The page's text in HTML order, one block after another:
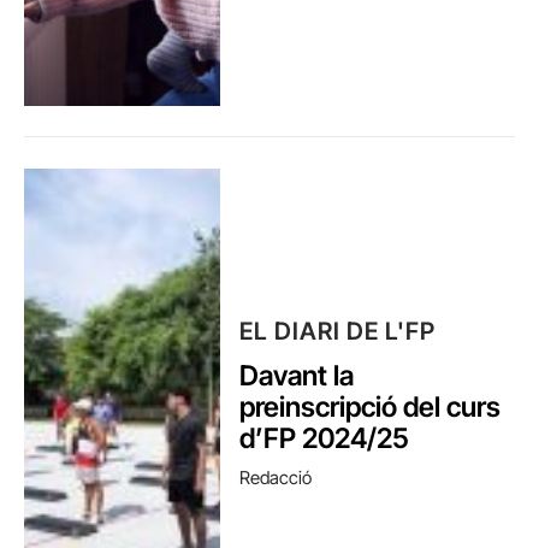
EL DIARI DE L'FP
Davant la
preinscripció del curs
d’FP 2024/25
Redacció